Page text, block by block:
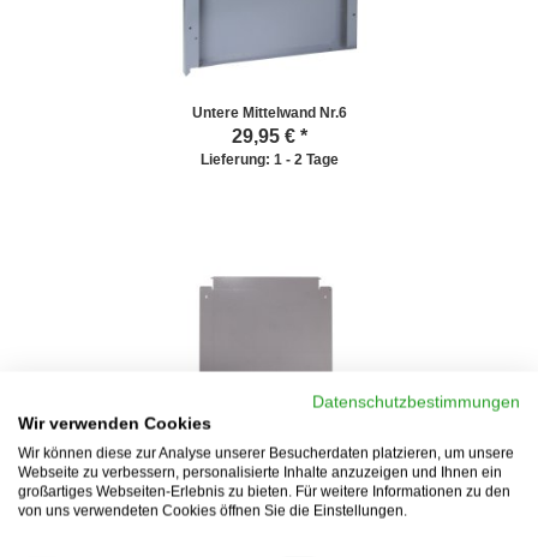
Untere Mittelwand Nr.6
29,95€ *
Lieferung: 1 - 2 Tage
Schubladenboden niedrig (xxx)
19,95€ *
Lieferung: 1 - 2 Tage
Datenschutzbestimmungen
Wir verwenden Cookies
Wir können diese zur Analyse unserer Besucherdaten platzieren, um unsere
Webseite zu verbessern, personalisierte Inhalte anzuzeigen und Ihnen ein
großartiges Webseiten-Erlebnis zu bieten. Für weitere Informationen zu den
von uns verwendeten Cookies öffnen Sie die Einstellungen.